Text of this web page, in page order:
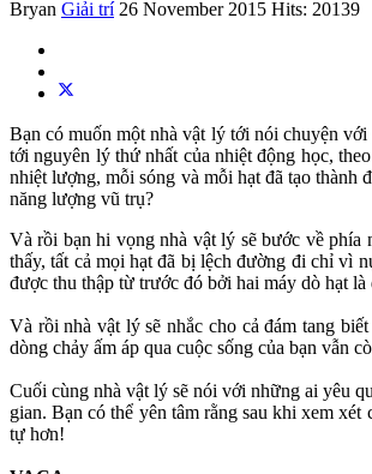
Bryan Giải trí 26 November 2015 Hits: 20139
Bạn có muốn một nhà vật lý tới nói chuyện
tới nguyên lý thứ nhất của nhiệt động học,
nhiệt lượng, mỗi sóng và mỗi hạt đã tạo thành
năng lượng vũ trụ?
Và rồi bạn hi vọng nhà vật lý sẽ bước về phía
thấy, tất cả mọi hạt đã bị lệch đường đi chỉ vì
được thu thập từ trước đó bởi hai máy dò hạt
Và rồi nhà vật lý sẽ nhắc cho cả đám tang
dòng chảy ấm áp qua cuộc sống của bạn vẫn
Cuối cùng nhà vật lý sẽ nói với những ai yêu
gian. Bạn có thể yên tâm rằng sau khi xem
tự hơn!